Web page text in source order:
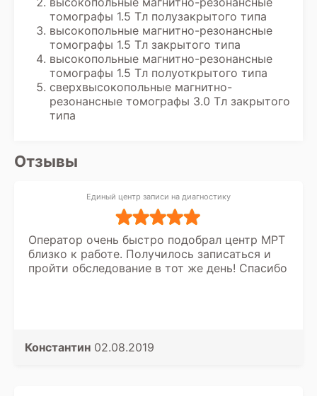
томографы 1.5 Тл полузакрытого типа
высокопольные магнитно-резонансные
томографы 1.5 Тл закрытого типа
высокопольные магнитно-резонансные
томографы 1.5 Тл полуоткрытого типа
сверхвысокопольные магнитно-
резонансные томографы 3.0 Тл закрытого
типа
Отзывы
Единый центр записи на диагностику
Оператор очень быстро подобрал центр МРТ
близко к работе. Получилось записаться и
пройти обследование в тот же день! Спасибо
Константин 02.08.2019